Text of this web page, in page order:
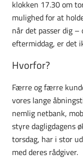
klokken 17.30 om
mulighed for at
når det passer dig –
eftermiddag, er det
Hvorfor?
Færre og færre
vores lange
nemlig netbank,
styre dagligdagens
torsdag, har i stor
med deres rådgiver.